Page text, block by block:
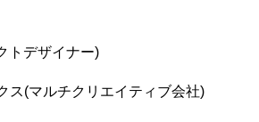
トデザイナー)
ス(マルチクリエイティブ会社)